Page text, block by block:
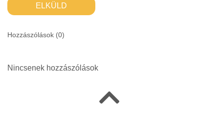
ELKÜLD
Hozzászólások (0)
Nincsenek hozzászólások